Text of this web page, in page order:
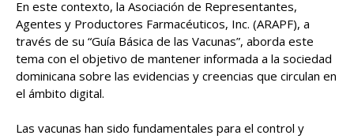
En este contexto, la Asociación de Representantes,
Agentes y Productores Farmacéuticos, Inc. (ARAPF), a
través de su “Guía Básica de las Vacunas”, aborda este
tema con el objetivo de mantener informada a la sociedad
dominicana sobre las evidencias y creencias que circulan en
el ámbito digital.
Las vacunas han sido fundamentales para el control y